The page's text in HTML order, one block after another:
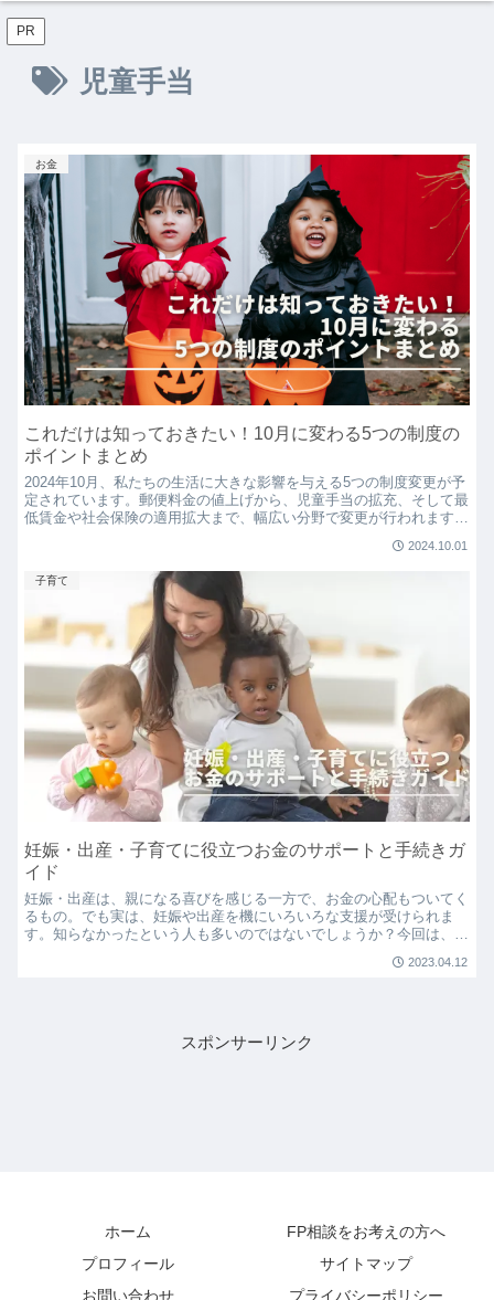
PR
児童手当
お金
これだけは知っておきたい！10月に変わる5つの制度の
ポイントまとめ
2024年10月、私たちの生活に大きな影響を与える5つの制度変更が予
定されています。郵便料金の値上げから、児童手当の拡充、そして最
低賃金や社会保険の適用拡大まで、幅広い分野で変更が行われます。
2024.10.01
子育て
妊娠・出産・子育てに役立つお金のサポートと手続きガ
イド
妊娠・出産は、親になる喜びを感じる一方で、お金の心配もついてく
るもの。でも実は、妊娠や出産を機にいろいろな支援が受けられま
す。知らなかったという人も多いのではないでしょうか？今回は、そ
2023.04.12
スポンサーリンク
ホーム
FP相談をお考えの方へ
プロフィール
サイトマップ
お問い合わせ
プライバシーポリシー